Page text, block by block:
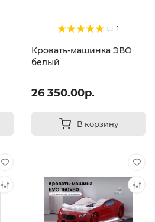
1
Кровать-машинка ЭВО
белый
26 350.00р.
В корзину